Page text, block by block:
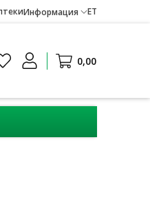
Информация ET
0,00